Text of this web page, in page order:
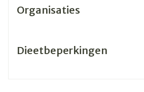
Organisaties
Dieetbeperkingen